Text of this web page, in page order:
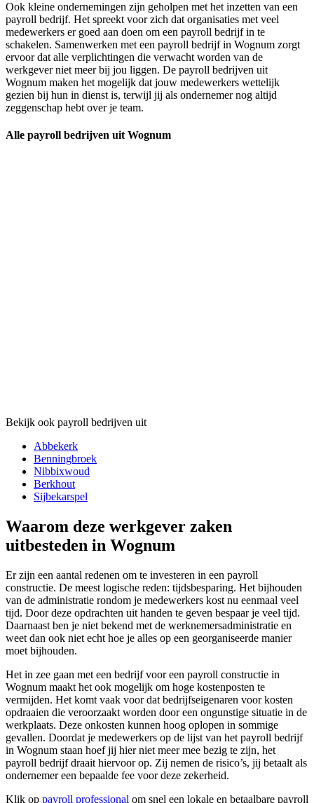
Ook kleine ondernemingen zijn geholpen met het inzetten van een
payroll bedrijf. Het spreekt voor zich dat organisaties met veel
medewerkers er goed aan doen om een payroll bedrijf in te
schakelen. Samenwerken met een payroll bedrijf in Wognum zorgt
ervoor dat alle verplichtingen die verwacht worden van de
werkgever niet meer bij jou liggen. De payroll bedrijven uit
Wognum maken het mogelijk dat jouw medewerkers wettelijk
gezien bij hun in dienst is, terwijl jij als ondernemer nog altijd
zeggenschap hebt over je team.
Alle payroll bedrijven uit Wognum
Bekijk ook payroll bedrijven uit
Abbekerk
Benningbroek
Nibbixwoud
Berkhout
Sijbekarspel
Waarom deze werkgever zaken
uitbesteden in Wognum
Er zijn een aantal redenen om te investeren in een payroll
constructie. De meest logische reden: tijdsbesparing. Het bijhouden
van de administratie rondom je medewerkers kost nu eenmaal veel
tijd. Door deze opdrachten uit handen te geven bespaar je veel tijd.
Daarnaast ben je niet bekend met de werknemersadministratie en
weet dan ook niet echt hoe je alles op een georganiseerde manier
moet bijhouden.
Het in zee gaan met een bedrijf voor een payroll constructie in
Wognum maakt het ook mogelijk om hoge kostenposten te
vermijden. Het komt vaak voor dat bedrijfseigenaren voor kosten
opdraaien die veroorzaakt worden door een ongunstige situatie in de
werkplaats. Deze onkosten kunnen hoog oplopen in sommige
gevallen. Doordat je medewerkers op de lijst van het payroll bedrijf
in Wognum staan hoef jij hier niet meer mee bezig te zijn, het
payroll bedrijf draait hiervoor op. Zij nemen de risico’s, jij betaalt als
ondernemer een bepaalde fee voor deze zekerheid.
Klik op payroll professional om snel een lokale en betaalbare payroll